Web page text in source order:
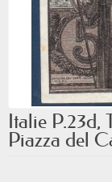
Italie P.23d,
Piazza del